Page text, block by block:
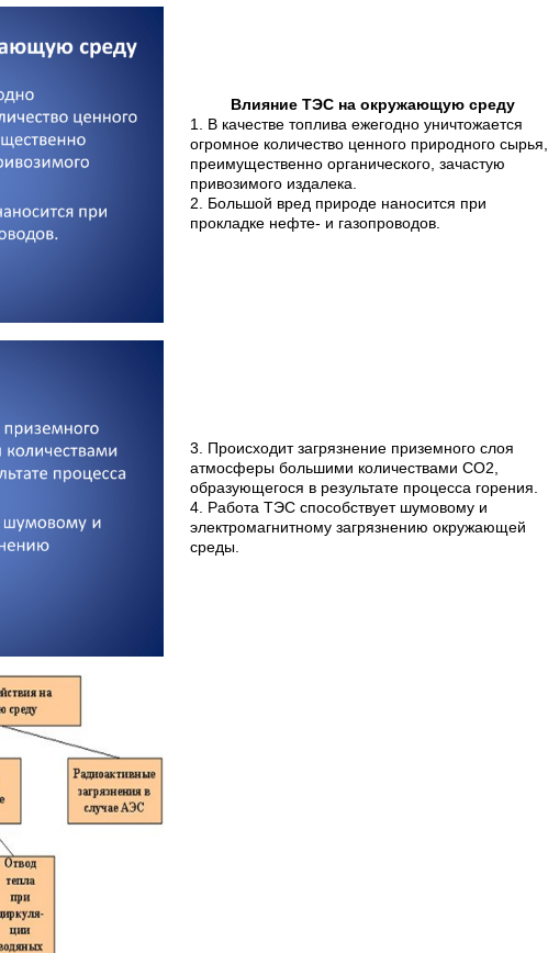
Влияние ТЭС на окружающую среду
1. В качестве топлива ежегодно уничтожается
огромное количество ценного природного сырья,
преимущественно органического, зачастую
привозимого издалека.
2. Большой вред природе наносится при
прокладке нефте- и газопроводов.
3. Происходит загрязнение приземного слоя
атмосферы большими количествами CO2,
образующегося в результате процесса горения.
4. Работа ТЭС способствует шумовому и
электромагнитному загрязнению окружающей
среды.